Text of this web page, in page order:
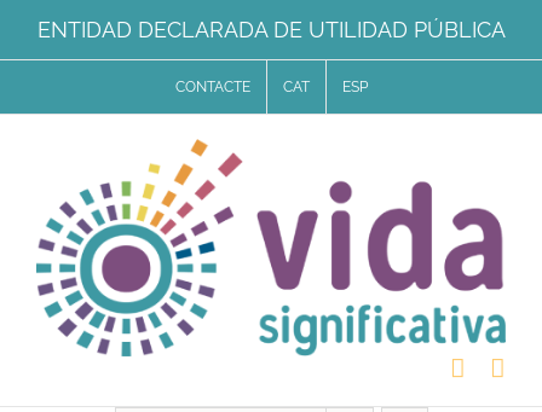
Skip
to
ENTIDAD DECLARADA DE UTILIDAD PÚBLICA
CONTACTE CAT ESP